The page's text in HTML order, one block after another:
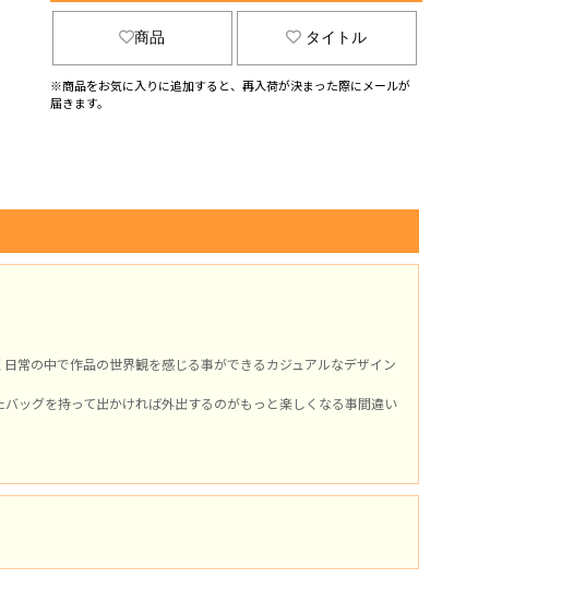
商品 タイトル
※商品をお気に入りに追加すると、再入荷が決まった際にメールが
届きます。
常の中で作品の世界観を感じる事ができるカジュアルなデザイン
ッグを持って出かければ外出するのがもっと楽しくなる事間違い